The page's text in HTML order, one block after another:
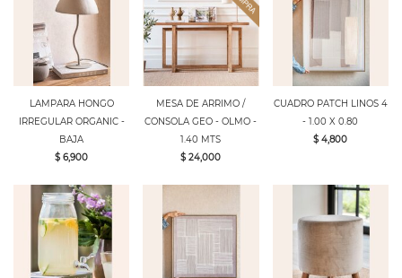
LAMPARA HONGO
IRREGULAR ORGANIC -
BAJA
$ 6,900
MESA DE ARRIMO /
CONSOLA GEO - OLMO -
1.40 MTS
$ 24,000
CUADRO PATCH LINOS 4
- 1.00 X 0.80
$ 4,800